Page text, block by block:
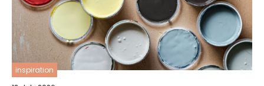
inspiration